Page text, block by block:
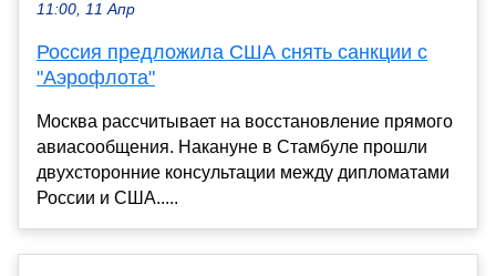
11:00, 11 Апр
Россия предложила США снять санкции с
"Аэрофлота"
Москва рассчитывает на восстановление прямого
авиасообщения. Накануне в Стамбуле прошли
двухсторонние консультации между дипломатами
России и США.....